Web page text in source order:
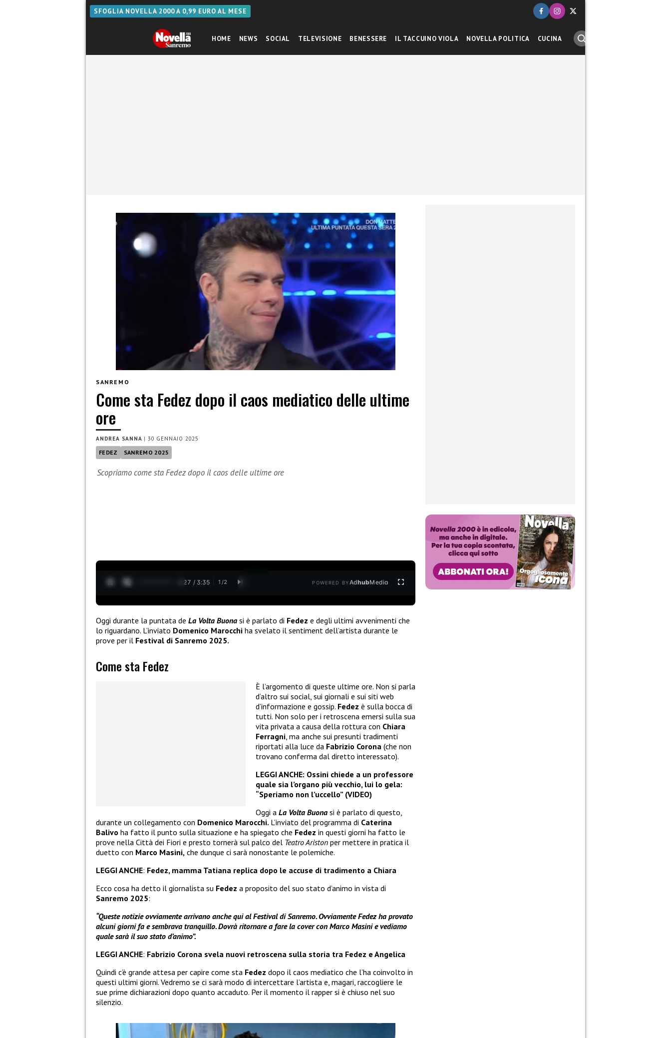
SFOGLIA NOVELLA 2000 A 0,99 EURO AL MESE
HOME NEWS SOCIAL TELEVISIONE BENESSERE IL TACCUINO VIOLA NOVELLA POLITICA CUCINA
SANREMO
Come sta Fedez dopo il caos mediatico delle ultime
ore
ANDREA SANNA |30 GENNAIO 2025
FEDEZ SANREMO 2025
Scopriamo come sta Fedez dopo il caos delle ultime ore
0:28 / 3:35 1 /2 POWERED BYAdhubMedia
Oggi durante la puntata de La Volta Buona si è parlato di Fedez e degli ultimi avvenimenti che
lo riguardano. L’inviato Domenico Marocchi ha svelato il sentiment dell’artista durante le
prove per il Festival di Sanremo 2025.
Come sta Fedez
È l’argomento di queste ultime ore. Non si parla
d’altro sui social, sui giornali e sui siti web
d’informazione e gossip. Fedez è sulla bocca di
tutti. Non solo per i retroscena emersi sulla sua
vita privata a causa della rottura con Chiara
Ferragni , ma anche sui presunti tradimenti
riportati alla luce da Fabrizio Corona (che non
trovano conferma dal diretto interessato).
LEGGI ANCHE: Ossini chiede a un professore
quale sia l’organo più vecchio, lui lo gela:
“Speriamo non l’uccello” (VIDEO)
Oggi a La Volta Buona si è parlato di questo,
durante un collegamento con Domenico Marocchi. L’inviato del programma di Caterina
Balivo ha fatto il punto sulla situazione e ha spiegato che Fedez in questi giorni ha fatto le
prove nella Città dei Fiori e presto tornerà sul palco del Teatro Ariston per mettere in pratica il
duetto con Marco Masini, che dunque ci sarà nonostante le polemiche.
LEGGI ANCHE: Fedez, mamma Tatiana replica dopo le accuse di tradimento a Chiara
Ecco cosa ha detto il giornalista su Fedez a proposito del suo stato d’animo in vista di
Sanremo 2025:
“Queste notizie ovviamente arrivano anche qui al Festival di Sanremo. Ovviamente Fedez ha provato
alcuni giorni fa e sembrava tranquillo. Dovrà ritornare a fare la cover con Marco Masini e vediamo
quale sarà il suo stato d’animo”.
LEGGI ANCHE: Fabrizio Corona svela nuovi retroscena sulla storia tra Fedez e Angelica
Quindi c’è grande attesa per capire come sta Fedez dopo il caos mediatico che l’ha coinvolto in
questi ultimi giorni. Vedremo se ci sarà modo di intercettare l’artista e, magari, raccogliere le
sue prime dichiarazioni dopo quanto accaduto. Per il momento il rapper si è chiuso nel suo
silenzio.